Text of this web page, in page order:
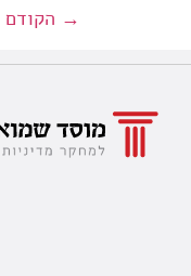
→ הקודם